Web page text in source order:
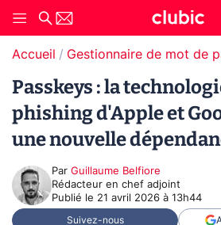
Accueil Gestionnaire de mot de
Passkeys : la
phishing d'Apple et
une nouvelle
Par Guillaume Belfiore
Rédacteur en chef adjoint
Publié le 21 avril 2026 à 13h44
Suivez-nous